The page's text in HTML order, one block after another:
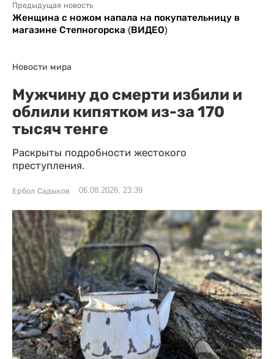
Предыдущая новость
Женщина с ножом напала на покупательницу в
магазине Степногорска (ВИДЕО)
Новости мира
Мужчину до смерти избили и
облили кипятком из-за 170
тысяч тенге
Раскрыты подробности жестокого
преступления.
Ербол Садыков 06.08.2026, 23:39